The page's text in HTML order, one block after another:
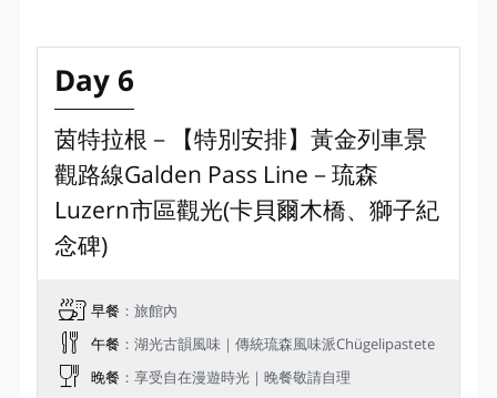
Day 6
茵特拉根－【特別安排】黃金列車景
觀路線Galden Pass Line－琉森
Luzern市區觀光(卡貝爾木橋、獅子紀
念碑)
早餐 ：旅館內
午餐 ：湖光古韻風味｜傳統琉森風味派Chügelipastete
晚餐 ：享受自在漫遊時光｜晚餐敬請自理